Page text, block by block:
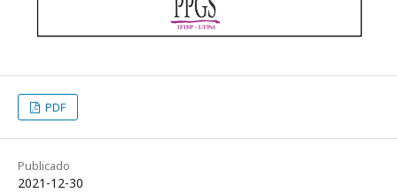
PDF
Publicado
2021-12-30